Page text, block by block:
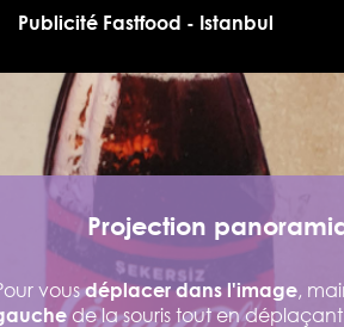
Publicité Fastfood - Istanbul